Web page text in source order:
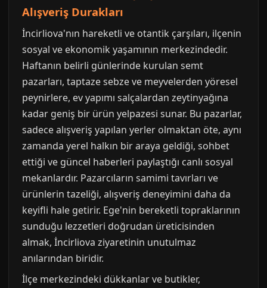
Alışveriş Durakları
İncirliova'nın hareketli ve otantik çarşıları, ilçenin
sosyal ve ekonomik yaşamının merkezindedir.
Haftanın belirli günlerinde kurulan semt
pazarları, taptaze sebze ve meyvelerden yöresel
peynirlere, ev yapımı salçalardan zeytinyağına
kadar geniş bir ürün yelpazesi sunar. Bu pazarlar,
sadece alışveriş yapılan yerler olmaktan öte, aynı
zamanda yerel halkın bir araya geldiği, sohbet
ettiği ve güncel haberleri paylaştığı canlı sosyal
mekanlardır. Pazarcıların samimi tavırları ve
ürünlerin tazeliği, alışveriş deneyimini daha da
keyifli hale getirir. Ege'nin bereketli topraklarının
sunduğu lezzetleri doğrudan üreticisinden
almak, İncirliova ziyaretinin unutulmaz
anılarından biridir.
İlçe merkezindeki dükkanlar ve butikler,